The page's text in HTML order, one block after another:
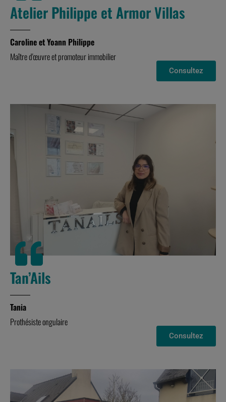
Atelier Philippe et Armor Villas
Caroline et Yoann Philippe
Maître d'œuvre et promoteur immobilier
Consultez
Tan’Ails
Tania
Prothésiste ongulaire
Consultez